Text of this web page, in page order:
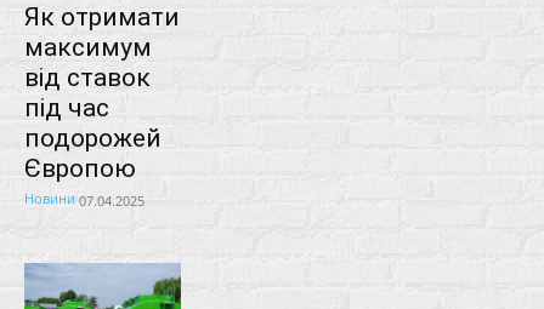
Як отримати
максимум
від ставок
під час
подорожей
Європою
Новини 07.04.2025